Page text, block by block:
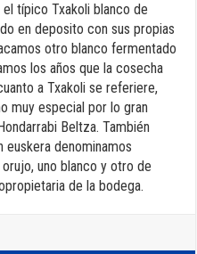
típico Txakoli blanco de
en deposito con sus propias
otro blanco fermentado
los años que la cosecha
a Txakoli se referiere,
muy especial por lo gran
Beltza. También
euskera denominamos
uno blanco y otro de
de la bodega.